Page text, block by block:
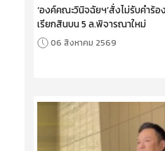
‘องค์คณะวินิจฉัยฯ’สั่งไม่รับคำร้
เรียกสินบน 5 ล.พิจารณาใหม่
06 สิงหาคม 2569